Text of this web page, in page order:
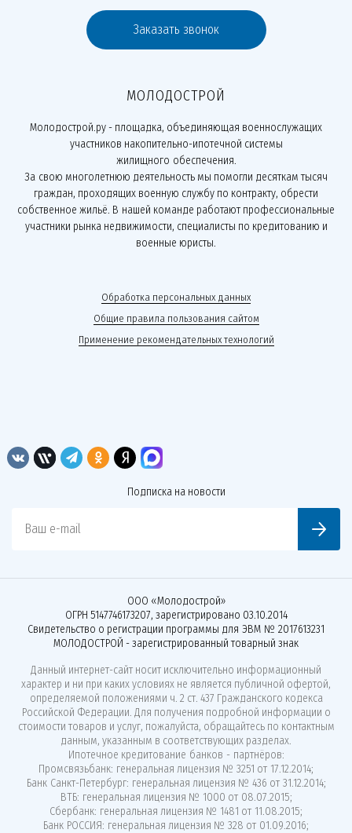
Заказать звонок
МОЛОДОСТРОЙ
Молодострой.ру - площадка, объединяющая военнослужащих
участников накопительно-ипотечной системы
жилищного обеспечения.
За свою многолетнюю деятельность мы помогли десяткам тысяч
граждан, проходящих военную службу по контракту, обрести
собственное жильё. В нашей команде работают профессиональные
участники рынка недвижимости, специалисты по кредитованию и
военные юристы.
Обработка персональных данных
Общие правила пользования сайтом
Применение рекомендательных технологий
Подписка на новости
Ваш e-mail
ООО «Молодострой»
ОГРН 5147746173207, зарегистрировано 03.10.2014
Свидетельство о регистрации программы для ЭВМ № 2017613231
МОЛОДОСТРОЙ - зарегистрированный товарный знак
Данный интернет-сайт носит исключительно информационный
характер и ни при каких условиях не является публичной офертой,
определяемой положениями ч. 2 ст. 437 Гражданского кодекса
Российской Федерации. Для получения подробной информации о
стоимости товаров и услуг, пожалуйста, обращайтесь по контактным
данным, указанным в соответствующих разделах.
Ипотечное кредитование банков - партнёров:
Промсвязьбанк: генеральная лицензия № 3251 от 17.12.2014;
Банк Санкт-Петербург: генеральная лицензия № 436 от 31.12.2014;
ВТБ: генеральная лицензия № 1000 от 08.07.2015;
Сбербанк: генеральная лицензия № 1481 от 11.08.2015;
Банк РОССИЯ: генеральная лицензия № 328 от 01.09.2016;